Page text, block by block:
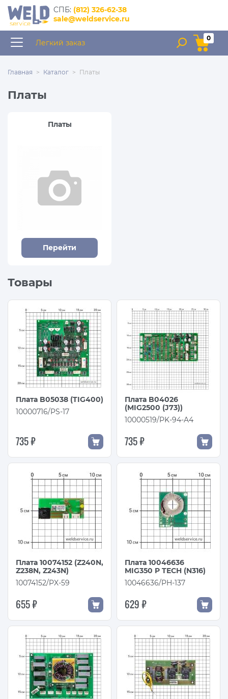
интернет–магазин
запчастей для сварочного
CПБ: (812) 326-62-38
sale@weldservice.ru
Легкий заказ
0
Главная Каталог Платы
Платы
Платы
Перейти
Товары
Плата B05038 (TIG400)
10000716/PS-17
735 ₽
Плата B04026
(MIG2500 (J73))
10000519/PK-94-A4
735 ₽
Плата 10074152 (Z240N,
Z238N, Z243N)
10074152/PX-59
655 ₽
Плата 10046636
MIG350 P TECH (N316)
10046636/PH-137
629 ₽